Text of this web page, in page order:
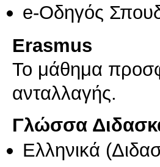
e-Οδηγός
Erasmus
Το μάθημα
ανταλλαγής.
Γλώσσα
Ελληνικά